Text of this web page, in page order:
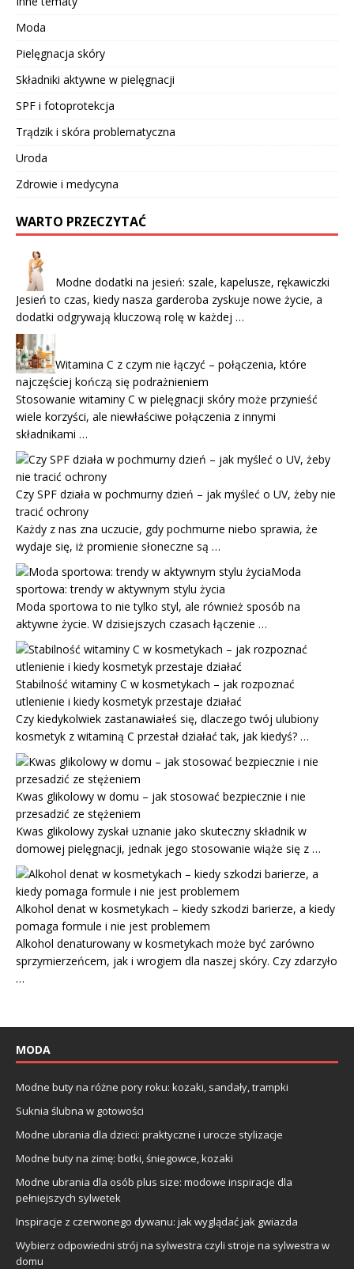
Moda
Pielęgnacja skóry
Składniki aktywne w pielęgnacji
SPF i fotoprotekcja
Trądzik i skóra problematyczna
Uroda
Zdrowie i medycyna
WARTO PRZECZYTAĆ
Modne dodatki na jesień: szale, kapelusze, rękawiczki
Jesień to czas, kiedy nasza garderoba zyskuje nowe życie, a
dodatki odgrywają kluczową rolę w każdej …
Witamina C z czym nie łączyć – połączenia, które
najczęściej kończą się podrażnieniem
Stosowanie witaminy C w pielęgnacji skóry może przynieść
wiele korzyści, ale niewłaściwe połączenia z innymi
składnikami …
Czy SPF działa w pochmurny dzień – jak myśleć o UV, żeby nie
tracić ochrony
Każdy z nas zna uczucie, gdy pochmurne niebo sprawia, że
wydaje się, iż promienie słoneczne są …
Moda
sportowa: trendy w aktywnym stylu życia
Moda sportowa to nie tylko styl, ale również sposób na
aktywne życie. W dzisiejszych czasach łączenie …
Stabilność witaminy C w kosmetykach – jak rozpoznać
utlenienie i kiedy kosmetyk przestaje działać
Czy kiedykolwiek zastanawiałeś się, dlaczego twój ulubiony
kosmetyk z witaminą C przestał działać tak, jak kiedyś? …
Kwas glikolowy w domu – jak stosować bezpiecznie i nie
przesadzić ze stężeniem
Kwas glikolowy zyskał uznanie jako skuteczny składnik w
domowej pielęgnacji, jednak jego stosowanie wiąże się z …
Alkohol denat w kosmetykach – kiedy szkodzi barierze, a kiedy
pomaga formule i nie jest problemem
Alkohol denaturowany w kosmetykach może być zarówno
sprzymierzeńcem, jak i wrogiem dla naszej skóry. Czy zdarzyło
…
MODA
Modne buty na różne pory roku: kozaki, sandały, trampki
Suknia ślubna w gotowości
Modne ubrania dla dzieci: praktyczne i urocze stylizacje
Modne buty na zimę: botki, śniegowce, kozaki
Modne ubrania dla osób plus size: modowe inspiracje dla
pełniejszych sylwetek
Inspiracje z czerwonego dywanu: jak wyglądać jak gwiazda
Wybierz odpowiedni strój na sylwestra czyli stroje na sylwestra w
domu